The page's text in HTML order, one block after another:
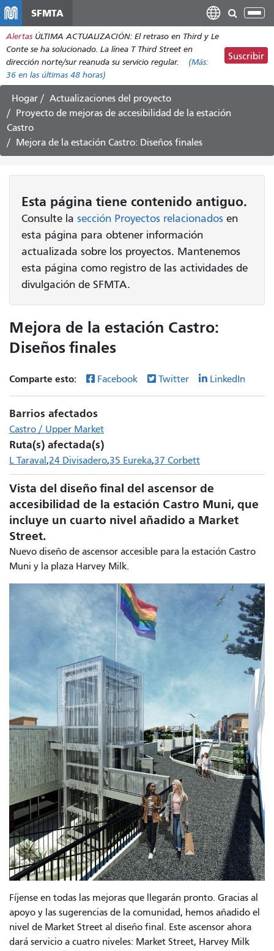
contenido
principal
SFMTA
Alertas ÚLTIMA ACTUALIZACIÓN: El retraso en Third y Le
Conte se ha solucionado. La línea T Third Street en
dirección norte/sur reanuda su servicio regular.
(Más:
36 en las últimas 48 horas)
Suscribir
Hogar
Actualizaciones del proyecto
Proyecto de mejoras de accesibilidad de la estación
Castro
Mejora de la estación Castro: Diseños finales
Esta página tiene contenido antiguo.
Consulte la sección Proyectos relacionados en
esta página para obtener información
actualizada sobre los proyectos. Mantenemos
esta página como registro de las actividades de
divulgación de SFMTA.
Mejora de la estación Castro:
Diseños finales
Comparte esto: Facebook Twitter LinkedIn
Barrios afectados
Castro / Upper Market
Ruta(s) afectada(s)
L Taraval 24 Divisadero 35 Eureka 37 Corbett
Vista del diseño final del ascensor de
accesibilidad de la estación Castro Muni, que
incluye un cuarto nivel añadido a Market
Street.
Nuevo diseño de ascensor accesible para la estación Castro
Muni y la plaza Harvey Milk.
Fíjense en todas las mejoras que llegarán pronto. Gracias al
apoyo y las sugerencias de la comunidad, hemos añadido el
nivel de Market Street al diseño final. Este ascensor ahora
dará servicio a cuatro niveles: Market Street, Harvey Milk